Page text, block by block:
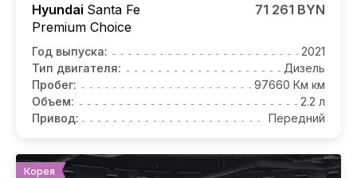
Hyundai Santa Fe
Premium Choice
71 261 BYN
Год выпуска:
2021
Тип двигателя:
Дизель
Пробег:
97660 Км км
Объем:
2.2 л
Привод:
Передний
Корея